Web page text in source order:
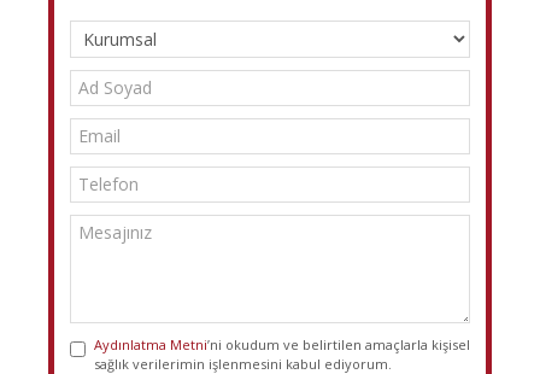
Aydınlatma Metni’ni okudum ve belirtilen amaçlarla kişisel
sağlık verilerimin işlenmesini kabul ediyorum.